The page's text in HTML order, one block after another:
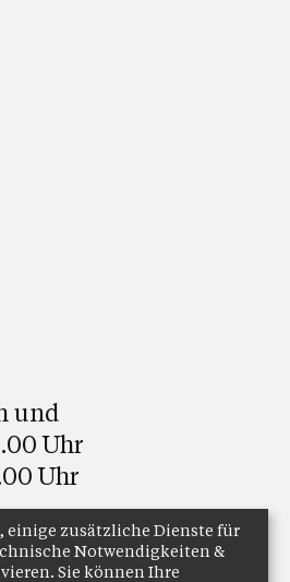
und
Uhr
Uhr
einige zusätzliche Dienste für
Notwendigkeiten &
Sie können Ihre